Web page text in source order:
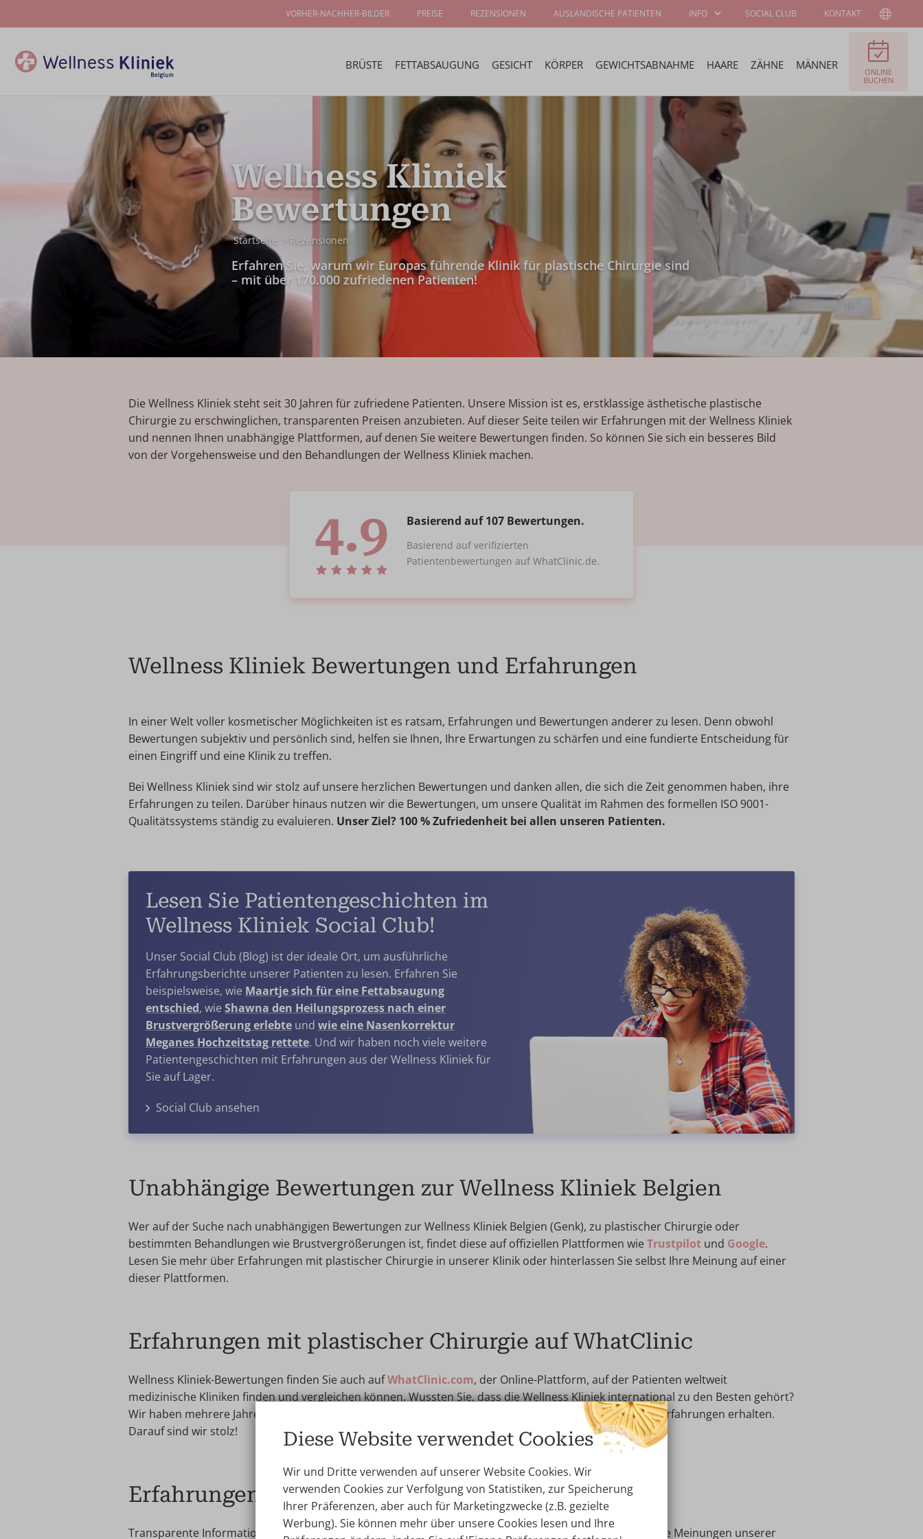
BRÜSTE FETTABSAUGUNG GESICHT KÖRPER GEWICHTSABNAHME HAARE ZÄHNE MÄNNER
ONLINE
BUCHEN
VORHER-NACHHER-BILDER PREISE REZENSIONEN AUSLÄNDISCHE PATIENTEN INFO
CHIRURGEN UND
SPEZIALISTEN
STIPENDIEN-
PROGRAMM
BOTSCHAFTER
SOCIAL CLUB KONTAKT
Wellness Kliniek
Bewertungen
Startseite Rezensionen
Erfahren Sie, warum wir Europas führende Klinik für plastische Chirurgie sind
– mit über 170.000 zufriedenen Patienten!
Die Wellness Kliniek steht seit 30 Jahren für zufriedene Patienten. Unsere Mission ist es, erstklassige ästhetische plastische
Chirurgie zu erschwinglichen, transparenten Preisen anzubieten. Auf dieser Seite teilen wir Erfahrungen mit der Wellness Kliniek
und nennen Ihnen unabhängige Plattformen, auf denen Sie weitere Bewertungen finden. So können Sie sich ein besseres Bild
von der Vorgehensweise und den Behandlungen der Wellness Kliniek machen.
4.9 Basierend auf 107 Bewertungen.
Basierend auf verifizierten
Patientenbewertungen auf WhatClinic.de.
Wellness Kliniek Bewertungen und Erfahrungen
In einer Welt voller kosmetischer Möglichkeiten ist es ratsam, Erfahrungen und Bewertungen anderer zu lesen. Denn obwohl
Bewertungen subjektiv und persönlich sind, helfen sie Ihnen, Ihre Erwartungen zu schärfen und eine fundierte Entscheidung für
einen Eingriff und eine Klinik zu treffen.
Bei Wellness Kliniek sind wir stolz auf unsere herzlichen Bewertungen und danken allen, die sich die Zeit genommen haben, ihre
Erfahrungen zu teilen. Darüber hinaus nutzen wir die Bewertungen, um unsere Qualität im Rahmen des formellen ISO 9001-
Qualitätssystems ständig zu evaluieren. Unser Ziel? 100 % Zufriedenheit bei allen unseren Patienten.
Lesen Sie Patientengeschichten im
Wellness Kliniek Social Club!
Unser Social Club (Blog) ist der ideale Ort, um ausführliche
Erfahrungsberichte unserer Patienten zu lesen. Erfahren Sie
beispielsweise, wie Maartje sich für eine Fettabsaugung
entschied, wie Shawna den Heilungsprozess nach einer
Brustvergrößerung erlebte und wie eine Nasenkorrektur
Meganes Hochzeitstag rettete. Und wir haben noch viele weitere
Patientengeschichten mit Erfahrungen aus der Wellness Kliniek für
Sie auf Lager.
Social Club ansehen
Unabhängige Bewertungen zur Wellness Kliniek Belgien
Wer auf der Suche nach unabhängigen Bewertungen zur Wellness Kliniek Belgien (Genk), zu plastischer Chirurgie oder
bestimmten Behandlungen wie Brustvergrößerungen ist, findet diese auf offiziellen Plattformen wieTrustpilot und Google.
Lesen Sie mehr über Erfahrungen mit plastischer Chirurgie in unserer Klinik oder hinterlassen Sie selbst Ihre Meinung auf einer
dieser Plattformen.
Erfahrungen mit plastischer Chirurgie auf WhatClinic
Wellness Kliniek-Bewertungen finden Sie auch aufWhatClinic.com, der Online-Plattform, auf der Patienten weltweit
medizinische Kliniken finden und vergleichen können. Wussten Sie, dass die Wellness Kliniek international zu den Besten gehört?
Wir haben mehrere Jahre in Folge den WhatClinic Award als Anerkennung für hervorragende Patientenerfahrungen erhalten.
Darauf sind wir stolz!
Erfahrungen Wellness Kliniek Genk auf YouTube
Transparente Information hat für uns höchste Priorität. Deshalb legen wir großen Wert darauf, Ihnen die Meinungen unserer
Diese Website verwendet Cookies
Wir und Dritte verwenden auf unserer Website Cookies. Wir
verwenden Cookies zur Verfolgung von Statistiken, zur Speicherung
Ihrer Präferenzen, aber auch für Marketingzwecke (z.B. gezielte
Werbung). Sie können mehr über unsere Cookies lesen und Ihre